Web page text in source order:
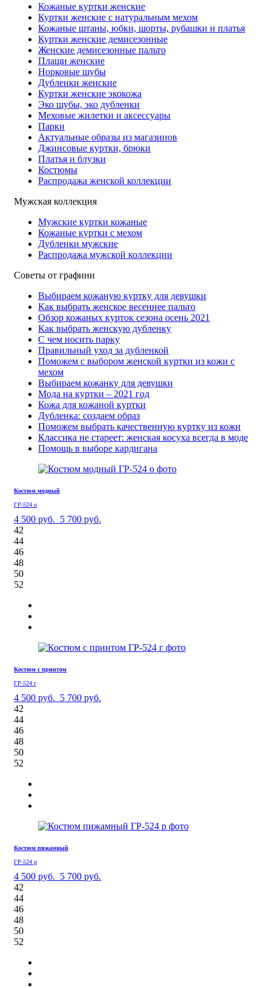
Кожаные куртки женские
Куртки женские с натуральным мехом
Кожаные штаны, юбки, шорты, рубашки и платья
Куртки женские демисезонные
Женские демисезонные пальто
Плащи женские
Норковые шубы
Дубленки женские
Куртки женские экокожа
Эко шубы, эко дубленки
Меховые жилетки и аксессуары
Парки
Актуальные образы из магазинов
Джинсовые куртки, брюки
Платья и блузки
Костюмы
Распродажа женской коллекции
Мужская коллекция
Мужские куртки кожаные
Кожаные куртки с мехом
Дубленки мужские
Распродажа мужской коллекции
Советы от графини
Выбираем кожаную куртку для девушки
Как выбрать женское весеннее пальто
Обзор кожаных курток сезона осень 2021
Как выбрать женскую дубленку
С чем носить парку
Правильный уход за дубленкой
Поможем с выбором женской куртки из кожи с
мехом
Выбираем кожанку для девушки
Мода на куртки – 2021 год
Кожа для кожаной куртки
Дубленка: создаем образ
Поможем выбрать качественную куртку из кожи
Классика не стареет: женская косуха всегда в моде
Помощь в выборе кардигана
Костюм модный
ГР-524 о
4 500 руб. 5 700 руб.
42
44
46
48
50
52
Костюм с принтом
ГР-524 г
4 500 руб. 5 700 руб.
42
44
46
48
50
52
Костюм пижамный
ГР-524 р
4 500 руб. 5 700 руб.
42
44
46
48
50
52